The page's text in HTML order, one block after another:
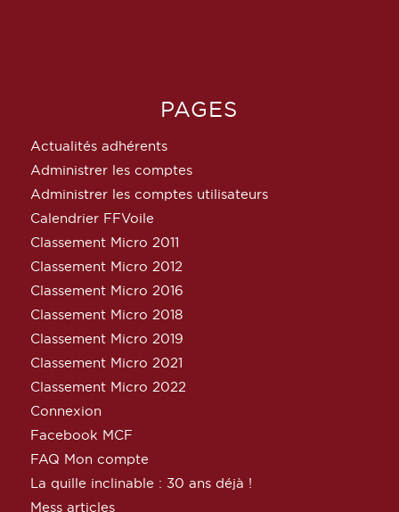
PAGES
Actualités adhérents
Administrer les comptes
Administrer les comptes utilisateurs
Calendrier FFVoile
Classement Micro 2011
Classement Micro 2012
Classement Micro 2016
Classement Micro 2018
Classement Micro 2019
Classement Micro 2021
Classement Micro 2022
Connexion
Facebook MCF
FAQ Mon compte
La quille inclinable : 30 ans déjà !
Mess articles